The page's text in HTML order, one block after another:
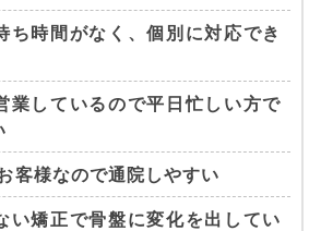
ち時間がなく、個別に対応でき
業しているので平日忙しい方で
客様なので通院しやすい
い矯正で骨盤に変化を出してい